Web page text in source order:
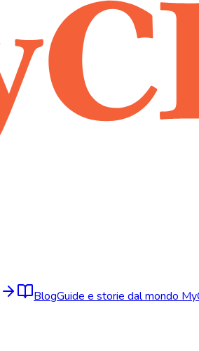
BlogGuide e storie dal mondo